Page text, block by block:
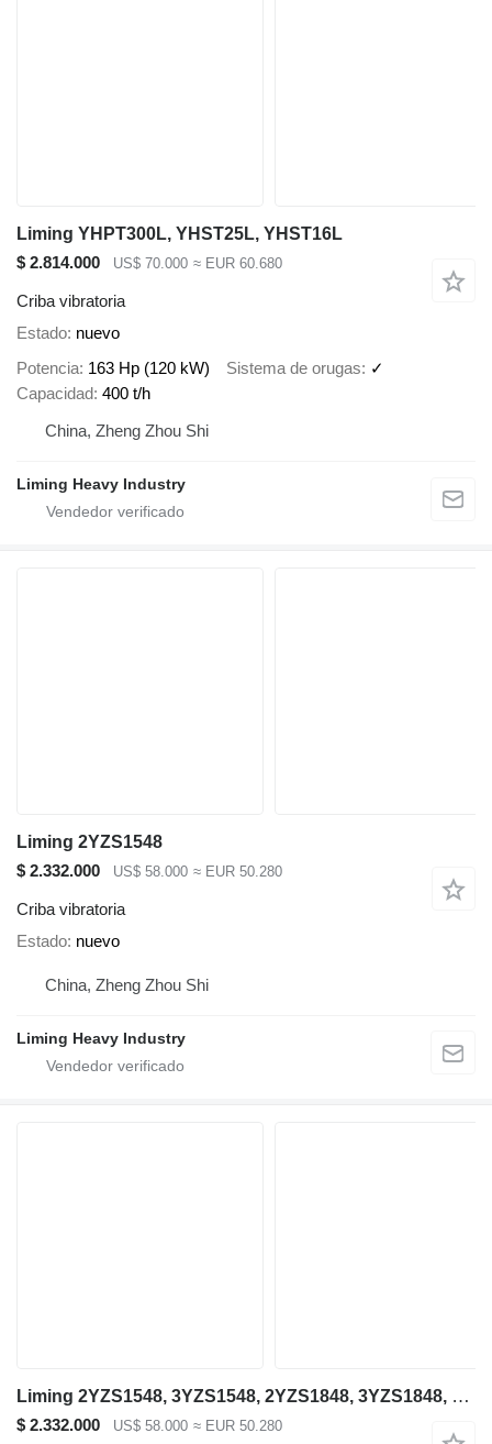
Liming YHPT300L, YHST25L, YHST16L
$ 2.814.000
US$ 70.000 ≈ EUR 60.680
Criba vibratoria
Estado nuevo
Potencia 163 Hp (120 kW) Sistema de orugas
✓
Capacidad 400 t/h
China, Zheng Zhou Shi
Liming Heavy Industry
Liming 2YZS1548
$ 2.332.000
US$ 58.000 ≈ EUR 50.280
Criba vibratoria
Estado nuevo
China, Zheng Zhou Shi
Liming Heavy Industry
Liming 2YZS1548, 3YZS1548, 2YZS1848, 3YZS1848, 4YZS1848
$ 2.332.000 US$ 58.000 ≈ EUR 50.280